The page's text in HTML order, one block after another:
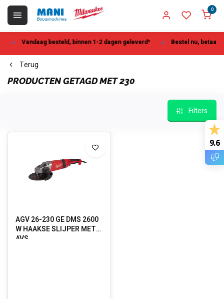
0
Vandaag besteld, binnen 1-2 dagen geleverd* Bestel nu, betaal
Terug
PRODUCTEN GETAGD MET 230
Filters
AGV 26-230 GE DMS 2600
W HAAKSE SLIJPER MET
AVS
9.6